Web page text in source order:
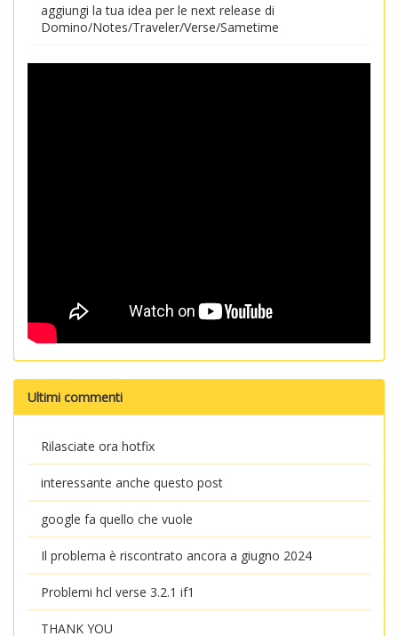
aggiungi la tua idea per le next release di
Domino/Notes/Traveler/Verse/Sametime
Ultimi commenti
Rilasciate ora hotfix
interessante anche questo post
google fa quello che vuole
Il problema è riscontrato ancora a giugno 2024
Problemi hcl verse 3.2.1 if1
THANK YOU